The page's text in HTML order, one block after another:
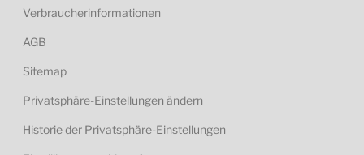
Verbraucherinformationen
AGB
Sitemap
Privatsphäre-Einstellungen ändern
Historie der Privatsphäre-Einstellungen